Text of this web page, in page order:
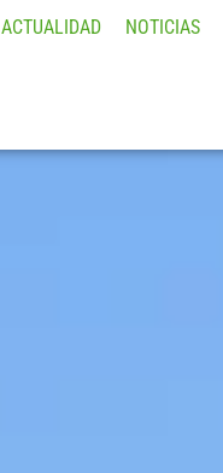
ACTUALIDAD NOTICIAS